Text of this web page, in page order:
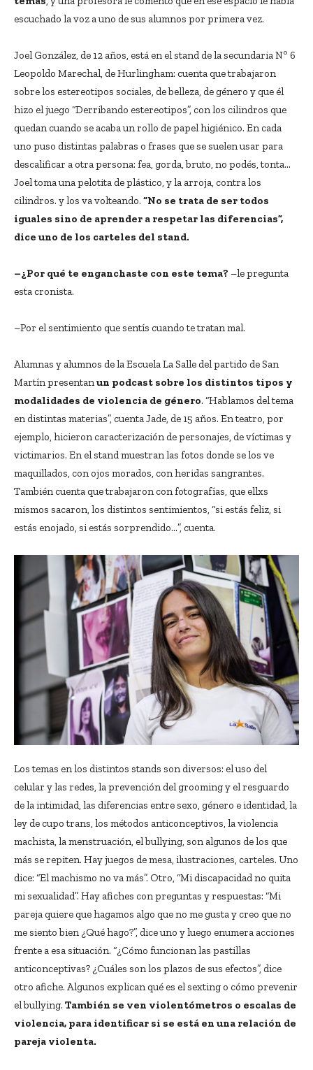
escuchado la voz a uno de sus alumnos por primera vez.
Joel González, de 12 años, está en el stand de la secundaria Nº 6
Leopoldo Marechal, de Hurlingham: cuenta que trabajaron
sobre los estereotipos sociales, de belleza, de género y que él
hizo el juego “Derribando estereotipos”, con los cilindros que
quedan cuando se acaba un rollo de papel higiénico. En cada
uno puso distintas palabras o frases que se suelen usar para
descalificar a otra persona: fea, gorda, bruto, no podés, tonta…
Joel toma una pelotita de plástico, y la arroja, contra los
cilindros. y los va volteando. “No se trata de ser todos
iguales sino de aprender a respetar las diferencias”,
dice uno de los carteles del stand.
–¿Por qué te enganchaste con este tema? –le pregunta
esta cronista.
–Por el sentimiento que sentís cuando te tratan mal.
Alumnas y alumnos de la Escuela La Salle del partido de San
Martín presentanun podcast sobre los distintos tipos y
modalidades de violencia de género. “Hablamos del tema
en distintas materias”, cuenta Jade, de 15 años. En teatro, por
ejemplo, hicieron caracterización de personajes, de víctimas y
victimarios. En el stand muestran las fotos donde se los ve
maquillados, con ojos morados, con heridas sangrantes.
También cuenta que trabajaron con fotografías, que ellxs
mismos sacaron, los distintos sentimientos, “si estás feliz, si
estás enojado, si estás sorprendido…”, cuenta.
Los temas en los distintos stands son diversos: el uso del
celular y las redes, la prevención del grooming y el resguardo
de la intimidad, las diferencias entre sexo, género e identidad, la
ley de cupo trans, los métodos anticonceptivos, la violencia
machista, la menstruación, el bullying, son algunos de los que
más se repiten. Hay juegos de mesa, ilustraciones, carteles. Uno
dice: “El machismo no va más”. Otro, “Mi discapacidad no quita
mi sexualidad”. Hay afiches con preguntas y respuestas: “Mi
pareja quiere que hagamos algo que no me gusta y creo que no
me siento bien ¿Qué hago?”, dice uno y luego enumera acciones
frente a esa situación. “¿Cómo funcionan las pastillas
anticonceptivas? ¿Cuáles son los plazos de sus efectos”, dice
otro afiche. Algunos explican qué es el sexting o cómo prevenir
el bullying. También se ven violentómetros o escalas de
violencia, para identificar si se está en una relación de
pareja violenta.